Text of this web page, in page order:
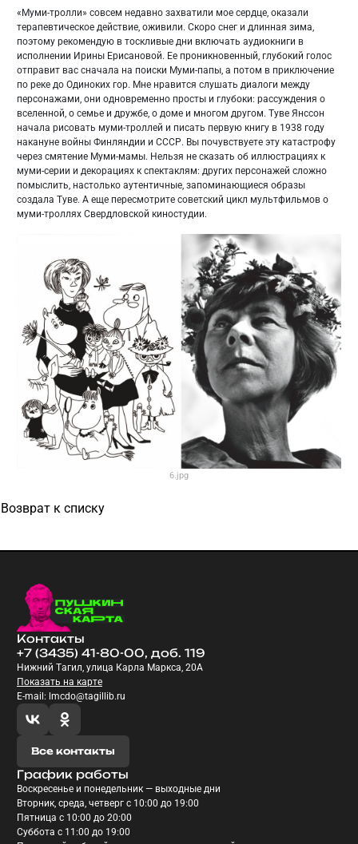
«Муми-тролли» совсем недавно захватили мое сердце, оказали
терапевтическое действие, оживили. Скоро снег и длинная зима,
поэтому рекомендую в тоскливые дни включать аудиокниги в
исполнении Ирины Ерисановой. Ее проникновенный, глубокий голос
отправит вас сначала на поиски Муми-папы, а потом в приключение
по реке до Одиноких гор. Мне нравится слушать диалоги между
персонажами, они одновременно просты и глубоки: рассуждения о
вселенной, о семье и дружбе, о доме и многом другом. Туве Янссон
начала рисовать муми-троллей и писать первую книгу в 1938 году
накануне войны Финляндии и СССР. Вы почувствуете эту катастрофу
через смятение Муми-мамы. Нельзя не сказать об иллюстрациях к
муми-серии и декорациях к спектаклям: других персонажей сложно
помыслить, настолько аутентичные, запоминающиеся образы
создала Туве. А еще пересмотрите советский цикл мультфильмов о
муми-троллях Свердловской киностудии.
6.jpg
Возврат к списку
Контакты
+7 (3435) 41-80-00, доб. 119
Нижний Тагил, улица Карла Маркса, 20А
Показать на карте
E-mail: lmcdo@tagillib.ru
Все контакты
График работы
Воскресенье и понедельник — выходные дни
Вторник, среда, четверг с 10:00 до 19:00
Пятница с 10:00 до 20:00
Суббота с 11:00 до 19:00